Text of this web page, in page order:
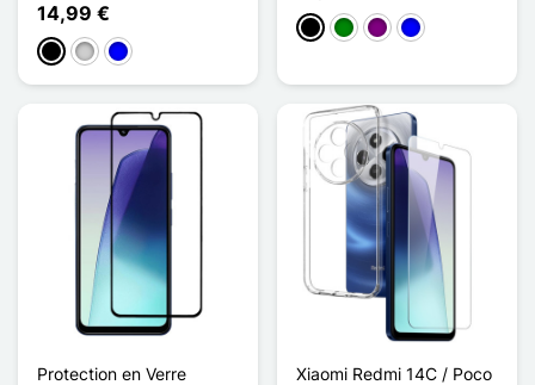
14,99 €
NegroPlataAzul
NegroVerdePúrpura
Azul
Protection en Verre
Xiaomi Redmi 14C / Poco